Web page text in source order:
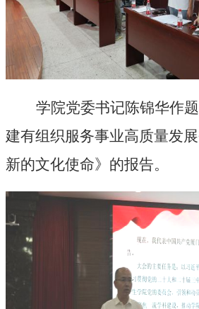
学院党委书记陈锦华作
建有组织服务事业高质量发
新的文化使命》的报告。